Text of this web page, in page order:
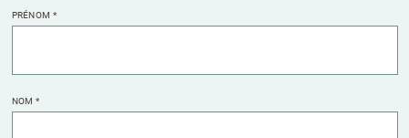
PRÉNOM *
NOM *